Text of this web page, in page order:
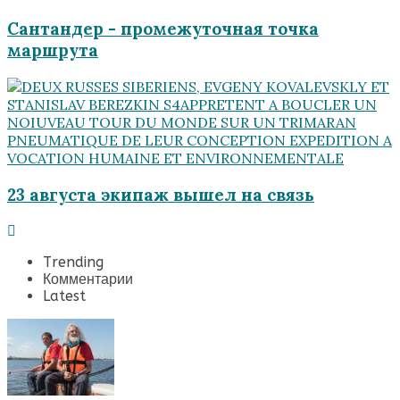
Сантандер - промежуточная точка
маршрута
23 августа экипаж вышел на связь
Trending
Комментарии
Latest